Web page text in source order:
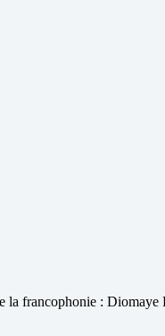
la francophonie : Diomaye